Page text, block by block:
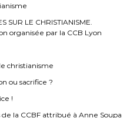
SUR LE CHRISTIANISME.
organisée par la CCB Lyon
christianisme
ou sacrifice ?
!
la CCBF attribué à Anne Soupa